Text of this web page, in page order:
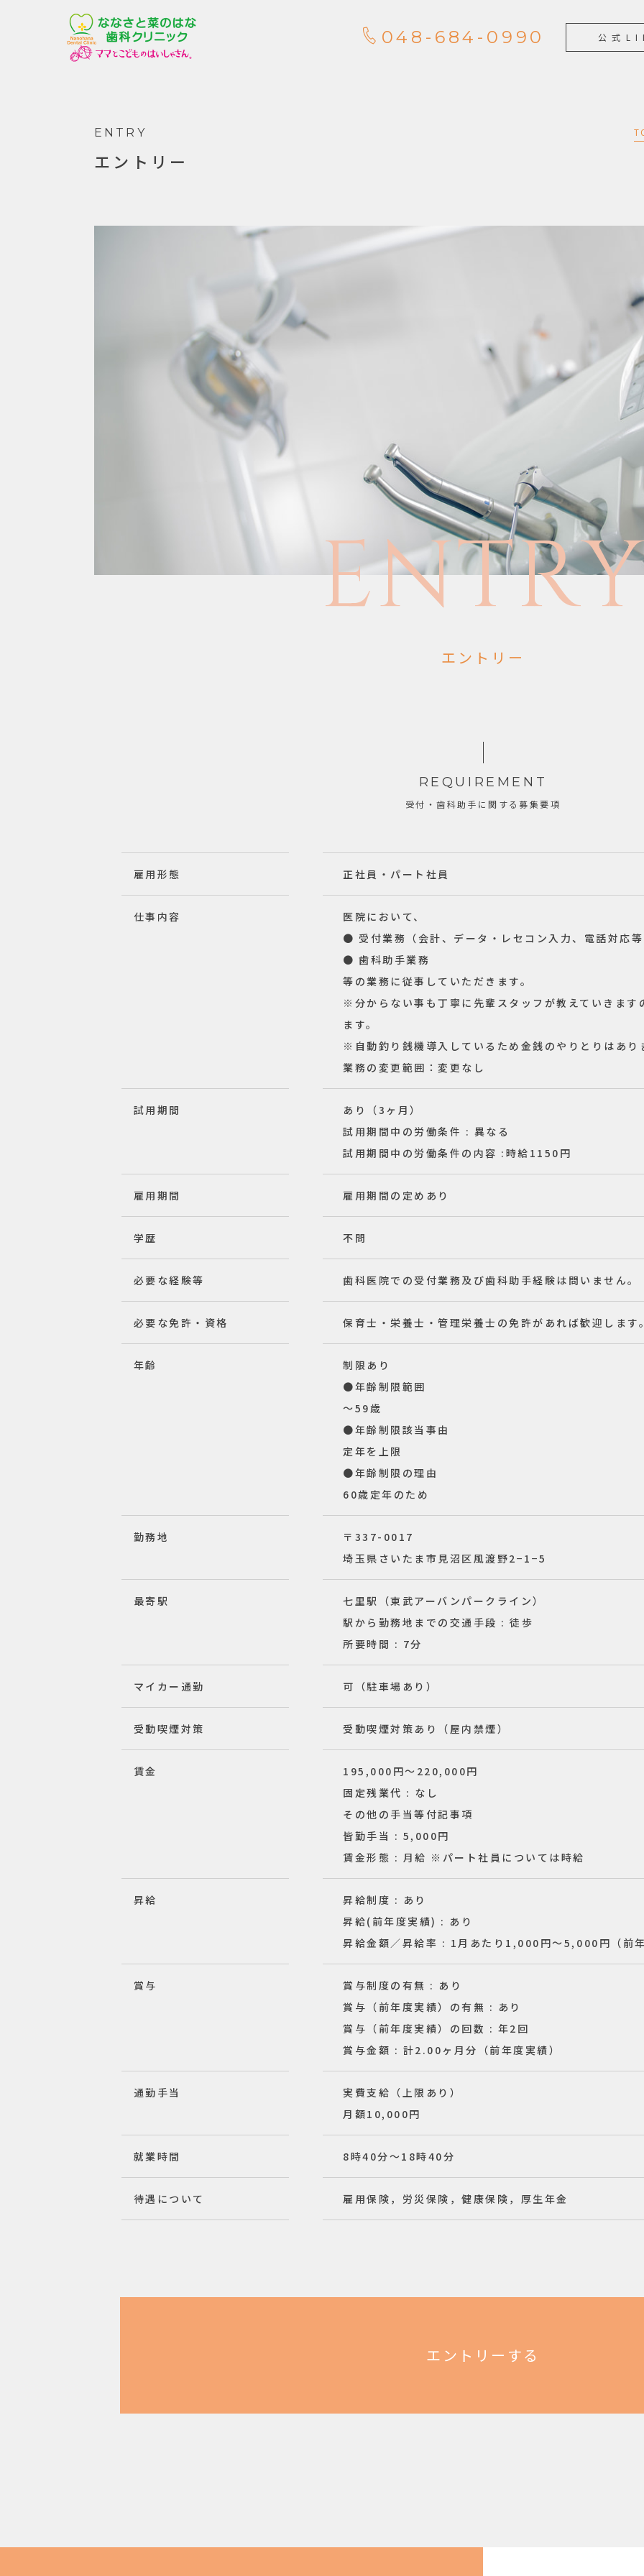
048-684-0990 公式
ENTRY
エントリー
ENTR
エントリー
REQUIREMENT
受付・歯科助手に関する募集要項
雇用形態 正社員・パート社員
仕事内容
医院において、
● 受付業務（会計、データ・レセコン入力、電話対応
● 歯科助手業務
等の業務に従事していただきます。
※分からない事も丁寧に先輩スタッフが教えていきます
ます。
※自動釣り銭機導入しているため金銭のやりとりはあ
業務の変更範囲：変更なし
試用期間
あり（3ヶ月）
試用期間中の労働条件 : 異なる
試用期間中の労働条件の内容 :時給1150円
雇用期間 雇用期間の定めあり
学歴 不問
必要な経験等 歯科医院での受付業務及び歯科助手経験は問いません。
必要な免許・資格 保育士・栄養士・管理栄養士の免許があれば歓迎します
年齢
制限あり
●年齢制限範囲
〜59歳
●年齢制限該当事由
定年を上限
●年齢制限の理由
60歳定年のため
勤務地
〒337-0017
埼玉県さいたま市見沼区風渡野2−1−5
最寄駅
七里駅（東武アーバンパークライン）
駅から勤務地までの交通手段 : 徒歩
所要時間 : 7分
マイカー通勤 可（駐車場あり）
受動喫煙対策 受動喫煙対策あり（屋内禁煙）
賃金
195,000円〜220,000円
固定残業代 : なし
その他の手当等付記事項
皆勤手当 : 5,000円
賃金形態 : 月給 ※パート社員については時給
昇給
昇給制度 : あり
昇給(前年度実績) : あり
昇給金額／昇給率 : 1月あたり1,000円〜5,000円（前
賞与
賞与制度の有無 : あり
賞与（前年度実績）の有無 : あり
賞与（前年度実績）の回数 : 年2回
賞与金額 : 計2.00ヶ月分（前年度実績）
通勤手当
実費支給（上限あり）
月額10,000円
就業時間 8時40分〜18時40分
待遇について 雇用保険，労災保険，健康保険，厚生年金
エントリーする